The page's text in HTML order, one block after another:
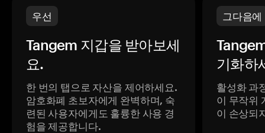
우선
Tangem 지갑을 받아보세
요.
한 번의 탭으로 자산을 제어하세요.
암호화폐 초보자에게 완벽하며, 숙
련된 사용자에게도 훌륭한 사용 경
험을 제공합니다.
그다음에
기화하
활성화 과
이 무작위
이 손상되